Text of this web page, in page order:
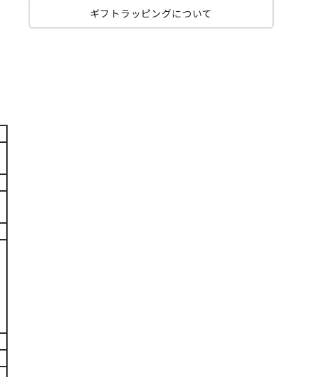
ギフトラッピングについて